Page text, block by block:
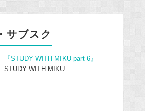
サブスク
『STUDY WITH MIKU part 6』
STUDY WITH MIKU